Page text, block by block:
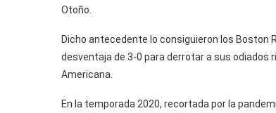
Otoño.
Dicho antecedente lo consiguieron los Boston
desventaja de 3-0 para derrotar a sus odiados
Americana.
En la temporada 2020, recortada por la